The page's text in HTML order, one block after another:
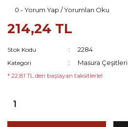
0 - Yorum Yap / Yorumları Oku
214,24 TL
Stok Kodu 2284
Kategori Masura Çeşitleri
* 22,81 TL den başlayan taksitlerle!